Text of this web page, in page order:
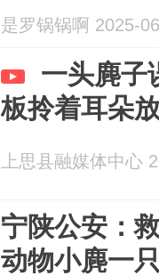
是罗锅锅啊 2025-
一头麂子
板拎着耳朵
上思县融媒体中心
宁陕公安：
动物小麂一